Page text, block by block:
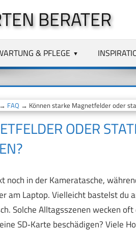
BERATER
& PFLEGE
→ FAQ → Können starke Magnetfelder oder
ODER
noch in der Kameratasche,
am Laptop. Vielleicht bastelst du
Solche Alltagsszenen wecken
SD‑Karte beschädigen? Viele